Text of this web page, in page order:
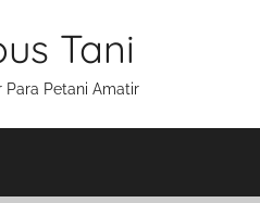
Tani
Para Petani Amatir